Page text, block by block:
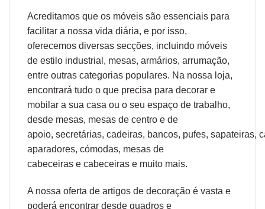
Acreditamos que os móveis são essenciais para
facilitar a nossa vida diária, e por isso,
oferecemos diversas secções, incluindo móveis
de estilo industrial, mesas, armários, arrumação,
entre outras categorias populares. Na nossa loja,
encontrará tudo o que precisa para decorar e
mobilar a sua casa ou o seu espaço de trabalho,
desde mesas, mesas de centro e de
apoio, secretárias, cadeiras, bancos, pufes, sapateiras,
aparadores, cómodas, mesas de
cabeceiras e cabeceiras e muito mais.
A nossa oferta de artigos de decoração é vasta e
poderá encontrar desde quadros e